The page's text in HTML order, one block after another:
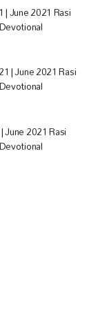
| June 2021 Rasi
| June 2021 Rasi
June 2021 Rasi